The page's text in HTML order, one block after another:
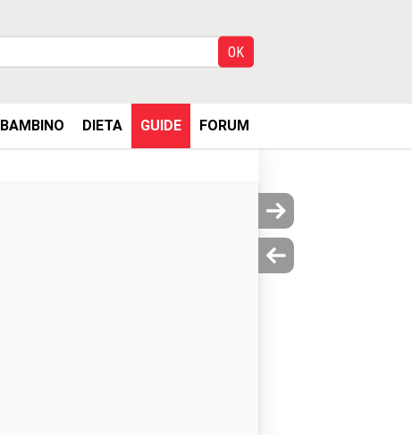
BAMBINO DIETA GUIDE FORUM